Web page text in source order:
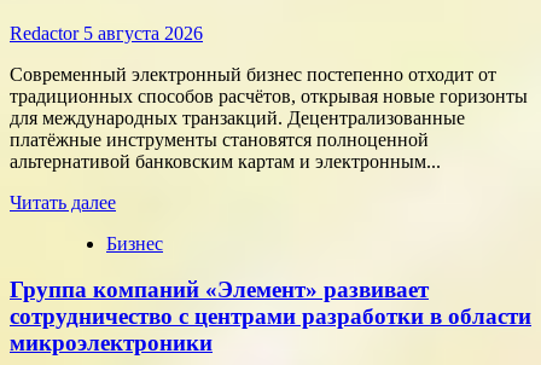
Redactor 5 августа 2026
Современный электронный бизнес постепенно отходит от
традиционных способов расчётов, открывая новые горизонты
для международных транзакций. Децентрализованные
платёжные инструменты становятся полноценной
альтернативой банковским картам и электронным...
Читать далееПрочитать
о
цифровые
активы
меняют
подход
Бизнес
Группа компаний «Элемент» развивает
сотрудничество с центрами разработки в области
микроэлектроники